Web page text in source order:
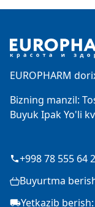
EUROPHARM
Bizning manzil:
Buyuk Ipak Yo'li
+998 78 555 64
Buyurtma
Yetkazib